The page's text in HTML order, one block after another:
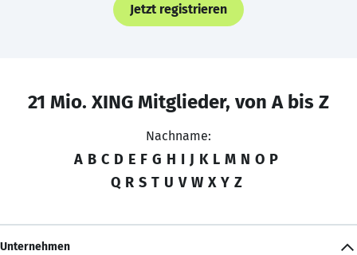
Jetzt registrieren
21 Mio. XING Mitglieder, von A bis Z
Nachname:
A B C D E F G H I J K L M N O P
Q R S T U V W X Y Z
Unternehmen